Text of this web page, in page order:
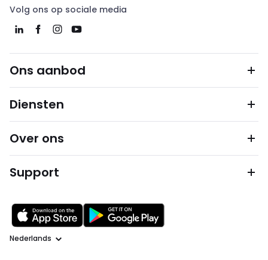
Volg ons op sociale media
Ons aanbod
Diensten
Over ons
Support
Taal